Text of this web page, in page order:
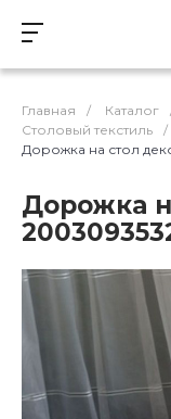
Главная / Каталог
Столовый текстиль
/
Дорожка на стол
Дорожка